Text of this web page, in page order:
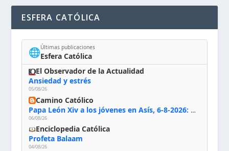
ESFERA CATÓLICA
🌐Últimas publicaciones
Esfera Católica
El Observador de la Actualidad
Ansiedad y estrés
05/08/26
Camino Católico
Papa León Xiv a los jóvenes en Asís, 6-8-2026: «De san Francisco aprendan la radicalidad evangélica: no los vuelve ciegos ni violentos, sino sensibles, atentos, siempre en el seguimiento de Jesús, humildes y acogiendo a todos»
06/08/26
Enciclopedia Católica
Profeta Balaam
04/08/26